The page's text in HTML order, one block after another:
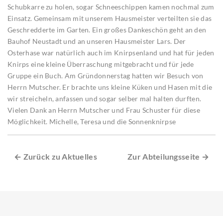
Schubkarre zu holen, sogar Schneeschippen kamen nochmal zum
Einsatz. Gemeinsam mit unserem Hausmeister verteilten sie das
Geschredderte im Garten. Ein großes Dankeschön geht an den
Bauhof Neustadt und an unseren Hausmeister Lars. Der
Osterhase war natürlich auch im Knirpsenland und hat für jeden
Knirps eine kleine Überraschung mitgebracht und für jede
Gruppe ein Buch. Am Gründonnerstag hatten wir Besuch von
Herrn Mutscher. Er brachte uns kleine Küken und Hasen mit die
wir streicheln, anfassen und sogar selber mal halten durften.
Vielen Dank an Herrn Mutscher und Frau Schuster für diese
Möglichkeit. Michelle, Teresa und die Sonnenknirpse
← Zurück zu Aktuelles Zur Abteilungsseite →